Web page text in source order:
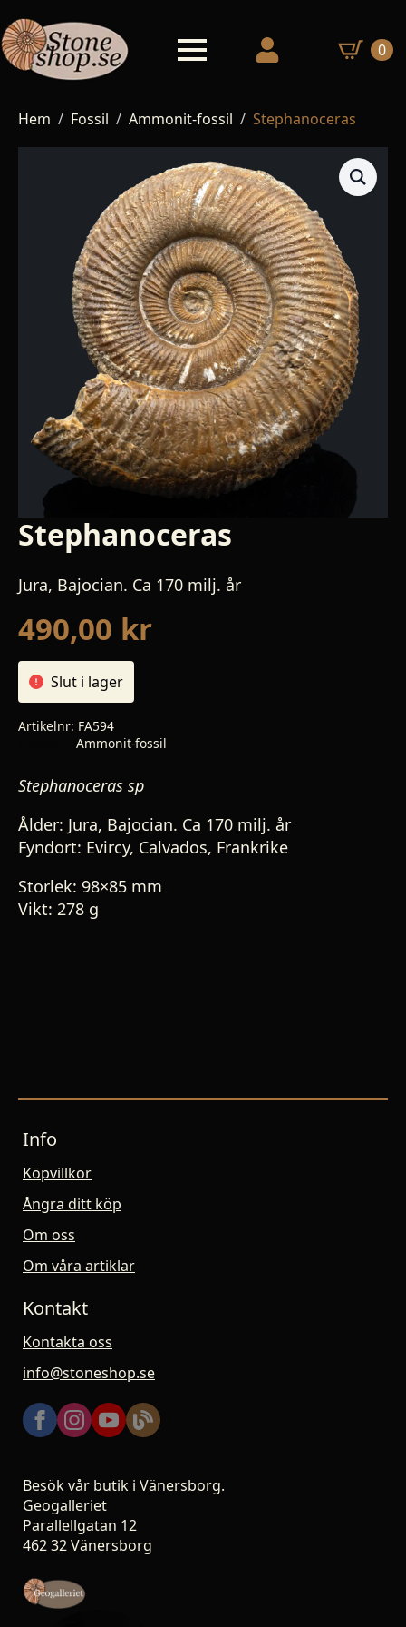
0
Hem Fossil Ammonit-fossil Stephanoceras
Stephanoceras
Jura, Bajocian. Ca 170 milj. år
490,00 kr
Slut i lager
Artikelnr: FA594
Ammonit-fossil
Stephanoceras sp
Ålder: Jura, Bajocian. Ca 170 milj. år
Fyndort: Evircy, Calvados, Frankrike
Storlek: 98×85 mm
Vikt: 278 g
Info
Köpvillkor
Ångra ditt köp
Om oss
Om våra artiklar
Kontakt
Kontakta oss
info@stoneshop.se
Besök vår butik i Vänersborg.
Geogalleriet
Parallellgatan 12
462 32 Vänersborg